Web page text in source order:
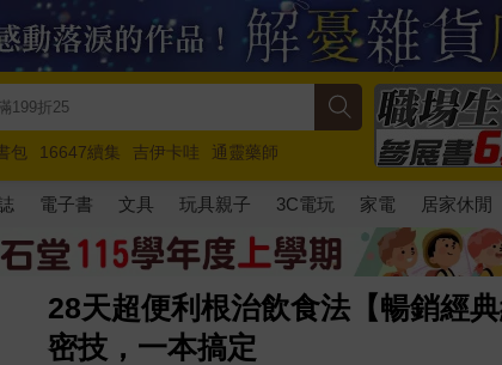
包 16647續集 吉伊卡哇
通靈藥師
玩具總動員5 超慢跑
電子書 文具 玩具親子 3C電玩 家電 居家休閒
28天超便利根治飲食法【暢銷經
密技，一本搞定